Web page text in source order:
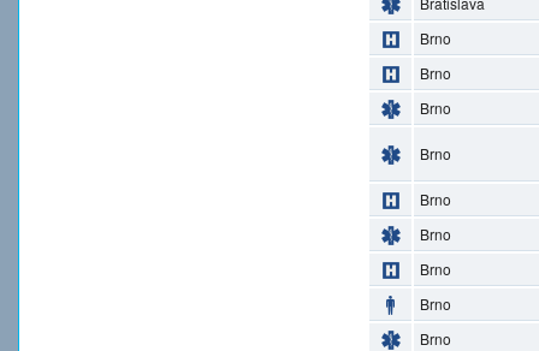
Brno
Brno
Brno
Brno
Brno
Brno
Brno
Brno
Brno